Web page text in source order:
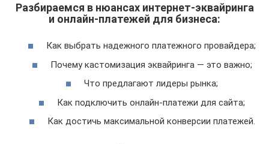
Разбираемся в нюансах интернет-эквайринга
и онлайн-платежей для бизнеса:
Как выбрать надежного платежного провайдера;
Почему кастомизация эквайринга — это важно;
Что предлагают лидеры рынка;
Как подключить онлайн-платежи для сайта;
Как достичь максимальной конверсии платежей.